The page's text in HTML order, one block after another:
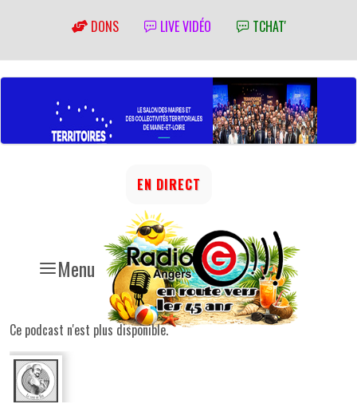
DONS LIVE VIDÉO TCHAT'
Menu
EN DIRECT
Ce podcast n'est plus disponible.